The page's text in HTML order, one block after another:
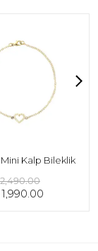
Mini Kalp Bileklik